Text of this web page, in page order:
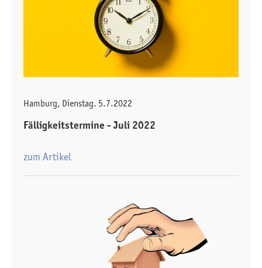
Hamburg, Dienstag. 5.7.2022
Fälligkeitstermine - Juli 2022
zum Artikel